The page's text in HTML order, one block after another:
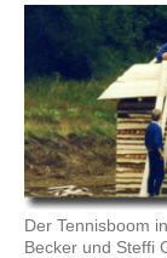
Der Tennisboom
Becker und Steffi